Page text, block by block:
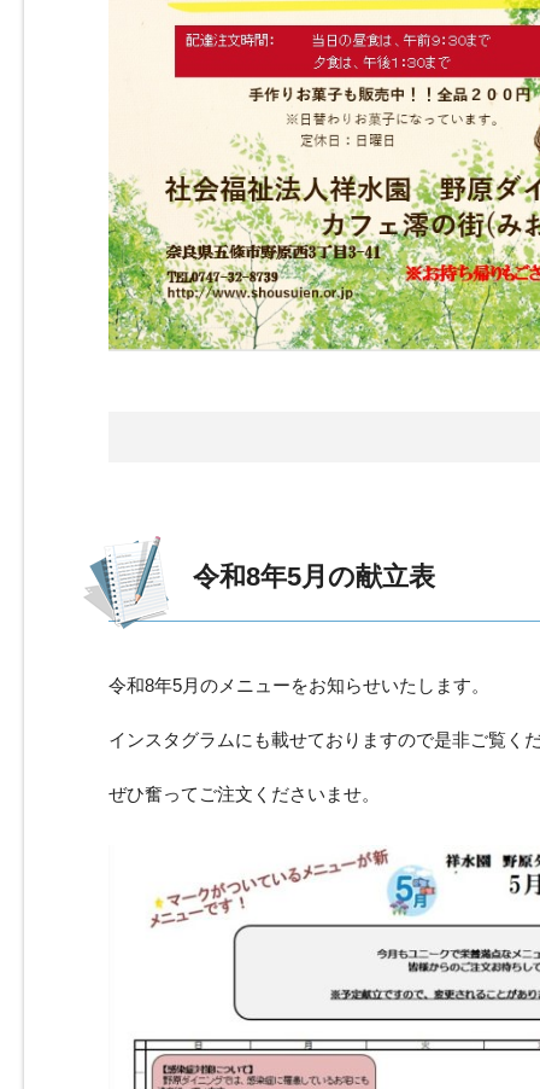
令和8年5月の献立表
令和8年5月のメニューをお知らせいたします。
インスタグラムにも載せておりますので是非ご覧く
ぜひ奮ってご注文くださいませ。